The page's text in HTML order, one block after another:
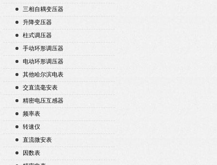
三相自耦变压器
升降变压器
柱式调压器
手动环形调压器
电动环形调压器
其他哈尔滨电表
交直流毫安表
精密电压互感器
频率表
转速仪
直流微安表
因数表